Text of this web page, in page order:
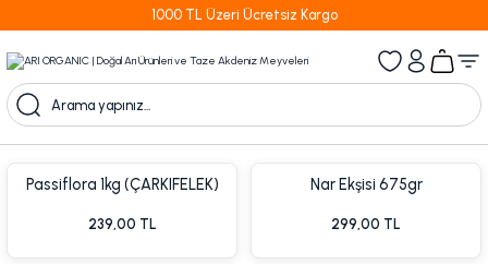
1000 TL Üzeri Ücretsiz Kargo
Passiflora 1kg (ÇARKIFELEK)
239,00 TL
Nar Ekşisi 675gr
299,00 TL